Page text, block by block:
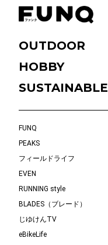
OUTDOOR
HOBBY
SUSTAINABLE
FUNQ
PEAKS
フィールドライフ
EVEN
RUNNING style
BLADES（ブレード）
じゆけんTV
eBikeLife